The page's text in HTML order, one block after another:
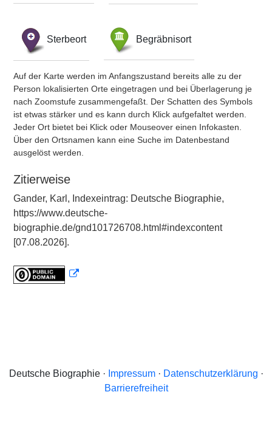
Sterbeort Begräbnisort
Auf der Karte werden im Anfangszustand bereits alle zu der
Person lokalisierten Orte eingetragen und bei Überlagerung je
nach Zoomstufe zusammengefaßt. Der Schatten des Symbols
ist etwas stärker und es kann durch Klick aufgefaltet werden.
Jeder Ort bietet bei Klick oder Mouseover einen Infokasten.
Über den Ortsnamen kann eine Suche im Datenbestand
ausgelöst werden.
Zitierweise
Gander, Karl, Indexeintrag: Deutsche Biographie,
https://www.deutsche-
biographie.de/gnd101726708.html#indexcontent
[07.08.2026].
Deutsche Biographie · Impressum· Datenschutzerklärung ·
Barrierefreiheit